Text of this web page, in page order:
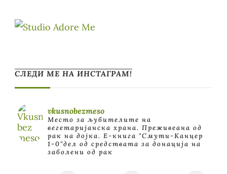
СЛЕДИ МЕ НА ИНСТАГРАМ!
vkusnobezmeso
Место за љубителите на
вегетаријанска храна. Преживеана од
рак на дојка. E-книга "Смути-Канцер
1-0"дел од средствата за донација на
заболени од рак